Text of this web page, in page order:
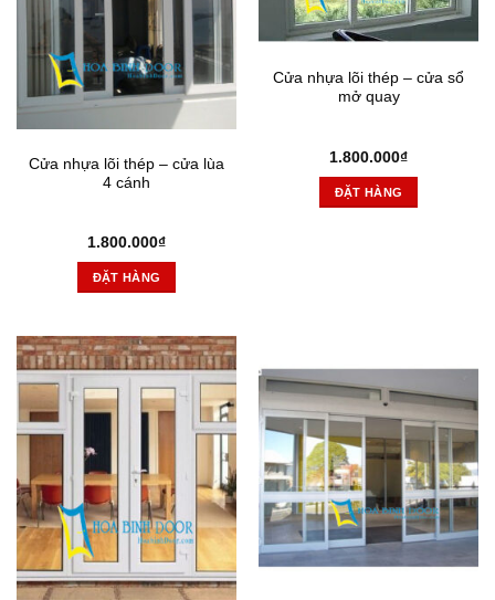
Cửa nhựa lõi thép – cửa lùa
4 cánh
1.800.000₫
ĐẶT HÀNG
Cửa nhựa lõi thép – cửa sổ
mở quay
1.800.000₫
ĐẶT HÀNG